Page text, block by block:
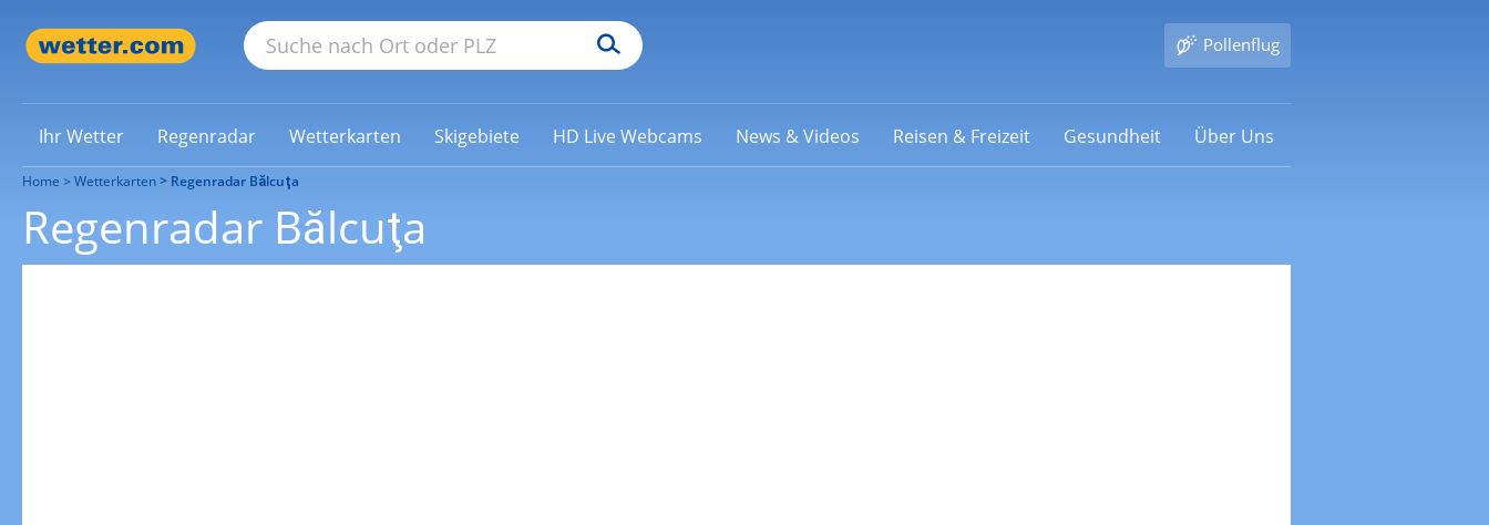
Pollenflug
Ihr Wetter Regenradar Wetterkarten Skigebiete HD Live Webcams News & Videos Reisen & Freizeit Gesundheit Über Uns
Home Wetterkarten Regenradar Bălcuţa
Regenradar Bălcuţa